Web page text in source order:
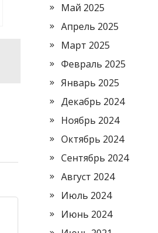
Май 2025
Апрель 2025
Март 2025
Февраль 2025
Январь 2025
Декабрь 2024
Ноябрь 2024
Октябрь 2024
Сентябрь 2024
Август 2024
Июль 2024
Июнь 2024